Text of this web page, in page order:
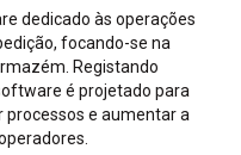
dedicado às operações
focando-se na
Registando
é projetado para
processos e aumentar a